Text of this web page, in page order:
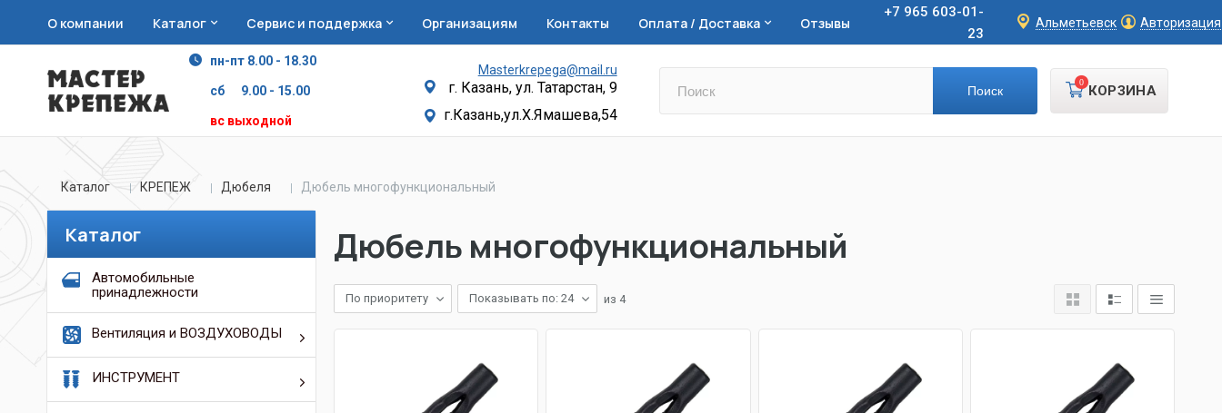
О компании Каталог Сервис и поддержка Организациям Контакты Оплата / Доставка Отзывы
+7 965 603-01-
23
Альметьевск Авторизация
пн-пт 8.00 - 18.30
сб 9.00 - 15.00
вс выходной
Masterkrepega@mail.ru
г. Казань, ул. Татарстан, 9
г.Казань,ул.Х.Ямашева,54
КОРЗИНА
0
Каталог КРЕПЕЖ Дюбеля Дюбель многофункциональный
Каталог
Автомобильные
принадлежности
Вентиляция и ВОЗДУХОВОДЫ
ИНСТРУМЕНТ
Дюбель многофункциональный
По приоритету Показывать по: 24 из 4